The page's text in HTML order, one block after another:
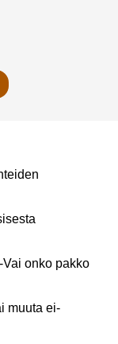
onko pakko
muuta ei-